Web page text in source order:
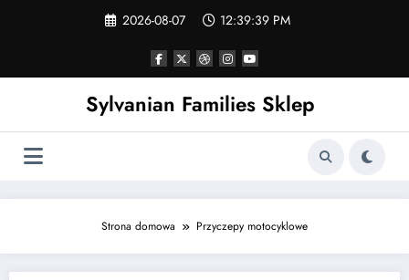
2026-08-07 12:39:40 PM
Sylvanian Families Sklep
Strona domowa Przyczepy motocyklowe